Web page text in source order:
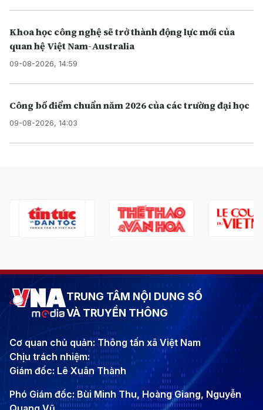
Khoa học công nghệ sẽ trở thành động lực mới của
quan hệ Việt Nam-Australia
09-08-2026, 14:59
Công bố điểm chuẩn năm 2026 của các trường đại học
09-08-2026, 14:03
TRUNG TÂM NỘI DUNG SỐ
VÀ TRUYỀN THÔNG
Cơ quan chủ quản: Thông tấn xã Việt Nam
Chịu trách nhiệm:
Giám đốc: Lê Xuân Thành
Phó Giám đốc: Bùi Minh Thu, Hoàng Giang, Nguyễn